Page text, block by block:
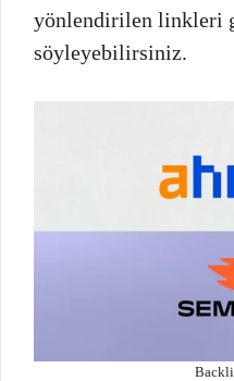
yönlendirilen linkleri
söyleyebilirsiniz.